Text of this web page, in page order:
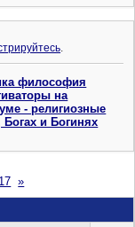
.
философия
на
- религиозные
Богах и Богинях
17 »